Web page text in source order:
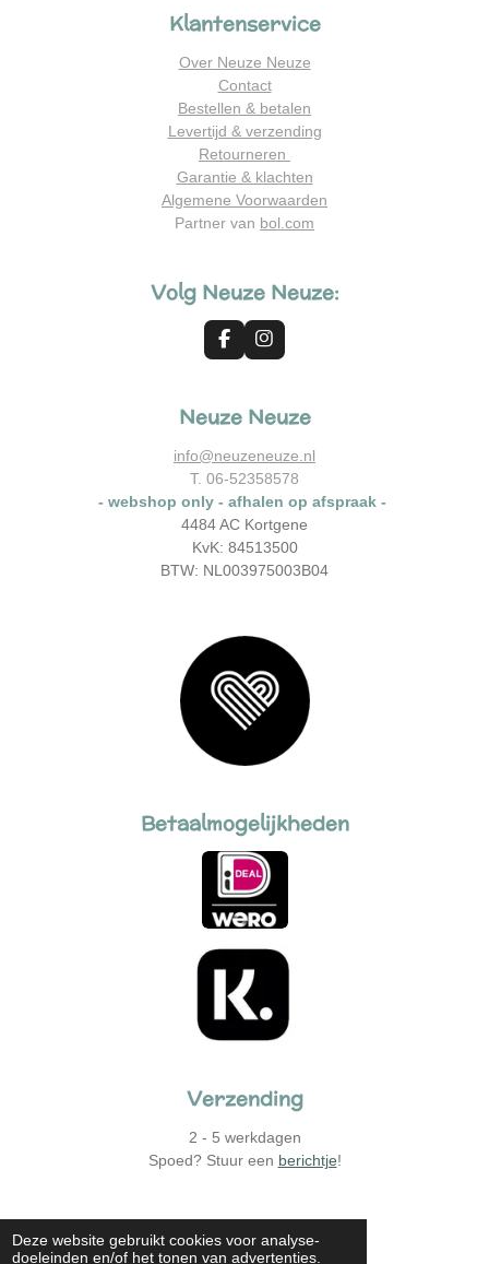
Deze website gebruikt cookies voor analyse-
doeleinden en/of het tonen van advertenties.
Klantenservice
Over Neuze Neuze
Contact
Bestellen & betalen
Levertijd & verzending
Retourneren
Garantie & klachten
Algemene Voorwaarden
Partner van bol.com
Volg Neuze Neuze:
F
a
b
o
k
I
n
a
r
a
m
Neuze Neuze
info@neuzeneuze.nl
T. 06-52358578
- webshop only - afhalen op afspraak -
4484 AC Kortgene
KvK: 84513500
BTW: NL003975003B04
Betaalmogelijkheden
Verzending
2 - 5 werkdagen
Spoed? Stuur een berichtje!
© 2022 - 2026 Neuze Neuze |